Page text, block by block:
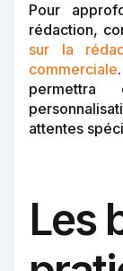
Pour
rédaction,
sur la
commerciale
permettra
attentes
Les